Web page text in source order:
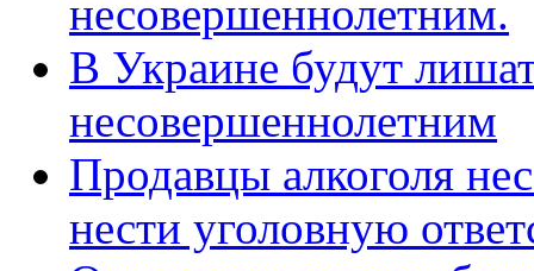
несовершеннолетним.
В Украине будут
несовершеннолетним
Продавцы алкоголя
нести уголовную